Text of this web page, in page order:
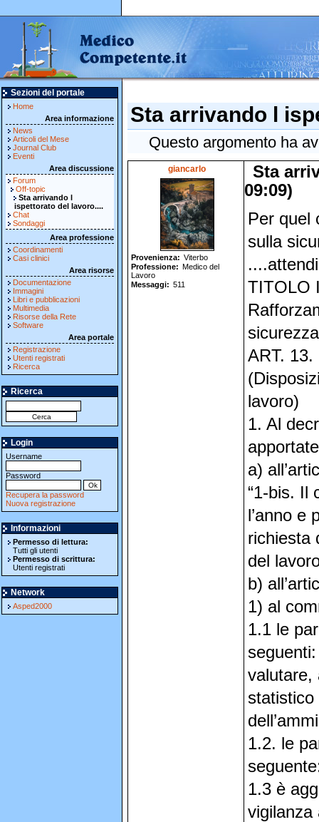
Sezioni del portale
Home
Area informazione
News
Articoli del Mese
Journal Club
Eventi
Area discussione
Forum
Off-topic
Sta arrivando l
ispettorato del lavoro....
Chat
Sondaggi
Area professione
Coordinamenti
Casi clinici
Area risorse
Documentazione
Immagini
Libri e pubblicazioni
Multimedia
Risorse della Rete
Software
Area portale
Registrazione
Utenti registrati
Ricerca
Ricerca
Login
Username
Password
Recupera la password
Nuova registrazione
Informazioni
Permesso di lettura:
Tutti gli utenti
Permesso di scrittura:
Utenti registrati
Network
Asped2000
Sta arrivando l
Questo argomento ha
giancarlo
Provenienza
Viterbo
Professione
Medico del
Lavoro
Messaggi
511
Sta
09:09)
Per quel
sulla
TITOLO
ART. 13.
lavoro)
1. Al
a)
“1-bis. Il
l’anno e
richiesta
del
b)
1) al
1.1 le
valutare,
statistico
1.2. le
1.3 è
vigilanza